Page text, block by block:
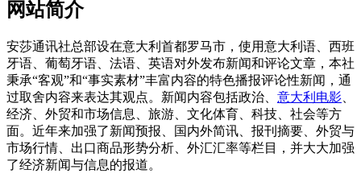
网站简介
安莎通讯社总部设在意大利首都罗马市，使用意大利语、西班
牙语、葡萄牙语、法语、英语对外发布新闻和评论文章，本社
秉承“客观”和“事实素材”丰富内容的特色播报评论性新闻，通
过取舍内容来表达其观点。新闻内容包括政治、 意大利电影
经济、外贸和市场信息、旅游、文化体育、科技、社会等方
面。近年来加强了新闻预报、国内外简讯、报刊摘要、外贸与
市场行情、出口商品形势分析、外汇汇率等栏目，并大大加强
了经济新闻与信息的报道。